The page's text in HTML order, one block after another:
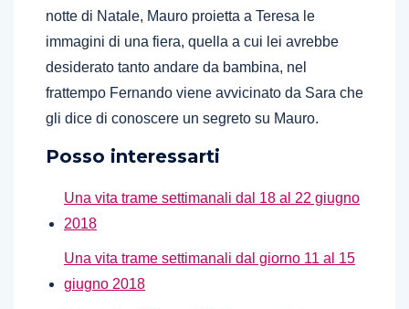
notte di Natale, Mauro proietta a Teresa le
immagini di una fiera, quella a cui lei avrebbe
desiderato tanto andare da bambina, nel
frattempo Fernando viene avvicinato da Sara che
gli dice di conoscere un segreto su Mauro.
Posso interessarti
Una vita trame settimanali dal 18 al 22 giugno
2018
Una vita trame settimanali dal giorno 11 al 15
giugno 2018